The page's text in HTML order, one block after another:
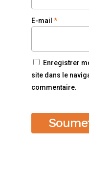
E-mail *
Enregistrer
site dans le
commentaire.